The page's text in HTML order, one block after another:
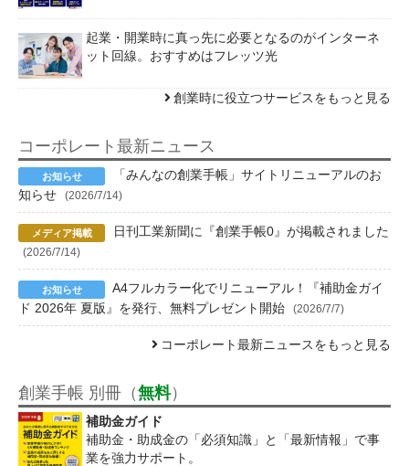
起業・開業時に真っ先に必要となるのがインターネ
ット回線。おすすめはフレッツ光
創業時に役立つサービスをもっと見る
コーポレート最新ニュース
「みんなの創業手帳」サイトリニューアルのお
知らせ
(2026/7/14)
日刊工業新聞に『創業手帳0』が掲載されました
(2026/7/14)
A4フルカラー化でリニューアル！『補助金ガイ
ド 2026年 夏版』を発行、無料プレゼント開始
(2026/7/7)
コーポレート最新ニュースをもっと見る
創業手帳 別冊（無料）
補助金ガイド
補助金・助成金の「必須知識」と「最新情報」で事
業を強力サポート。